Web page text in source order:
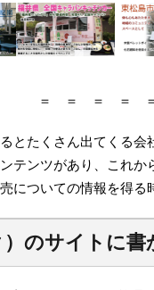
＝ ＝ ＝ ＝
とたくさん出てくる
テンツがあり、これ
についての情報を得る
のサイトに書